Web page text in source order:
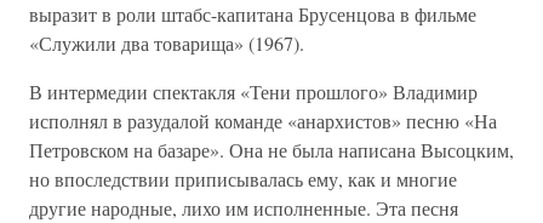
выразит в роли штабс-капитана Брусенцова в фильме
«Служили два товарища» (1967).
В интермедии спектакля «Тени прошлого» Владимир
исполнял в разудалой команде «анархистов» песню «На
Петровском на базаре». Она не была написана Высоцким,
но впоследствии приписывалась ему, как и многие
другие народные, лихо им исполненные. Эта песня